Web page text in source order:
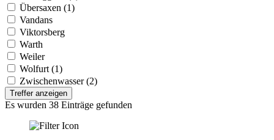
Übersaxen (1)
Vandans
Viktorsberg
Warth
Weiler
Wolfurt (1)
Zwischenwasser (2)
Treffer anzeigen
Es wurden 38 Einträge gefunden